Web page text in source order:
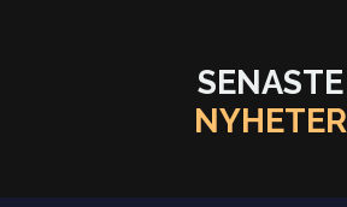
SENASTE
NYHETER